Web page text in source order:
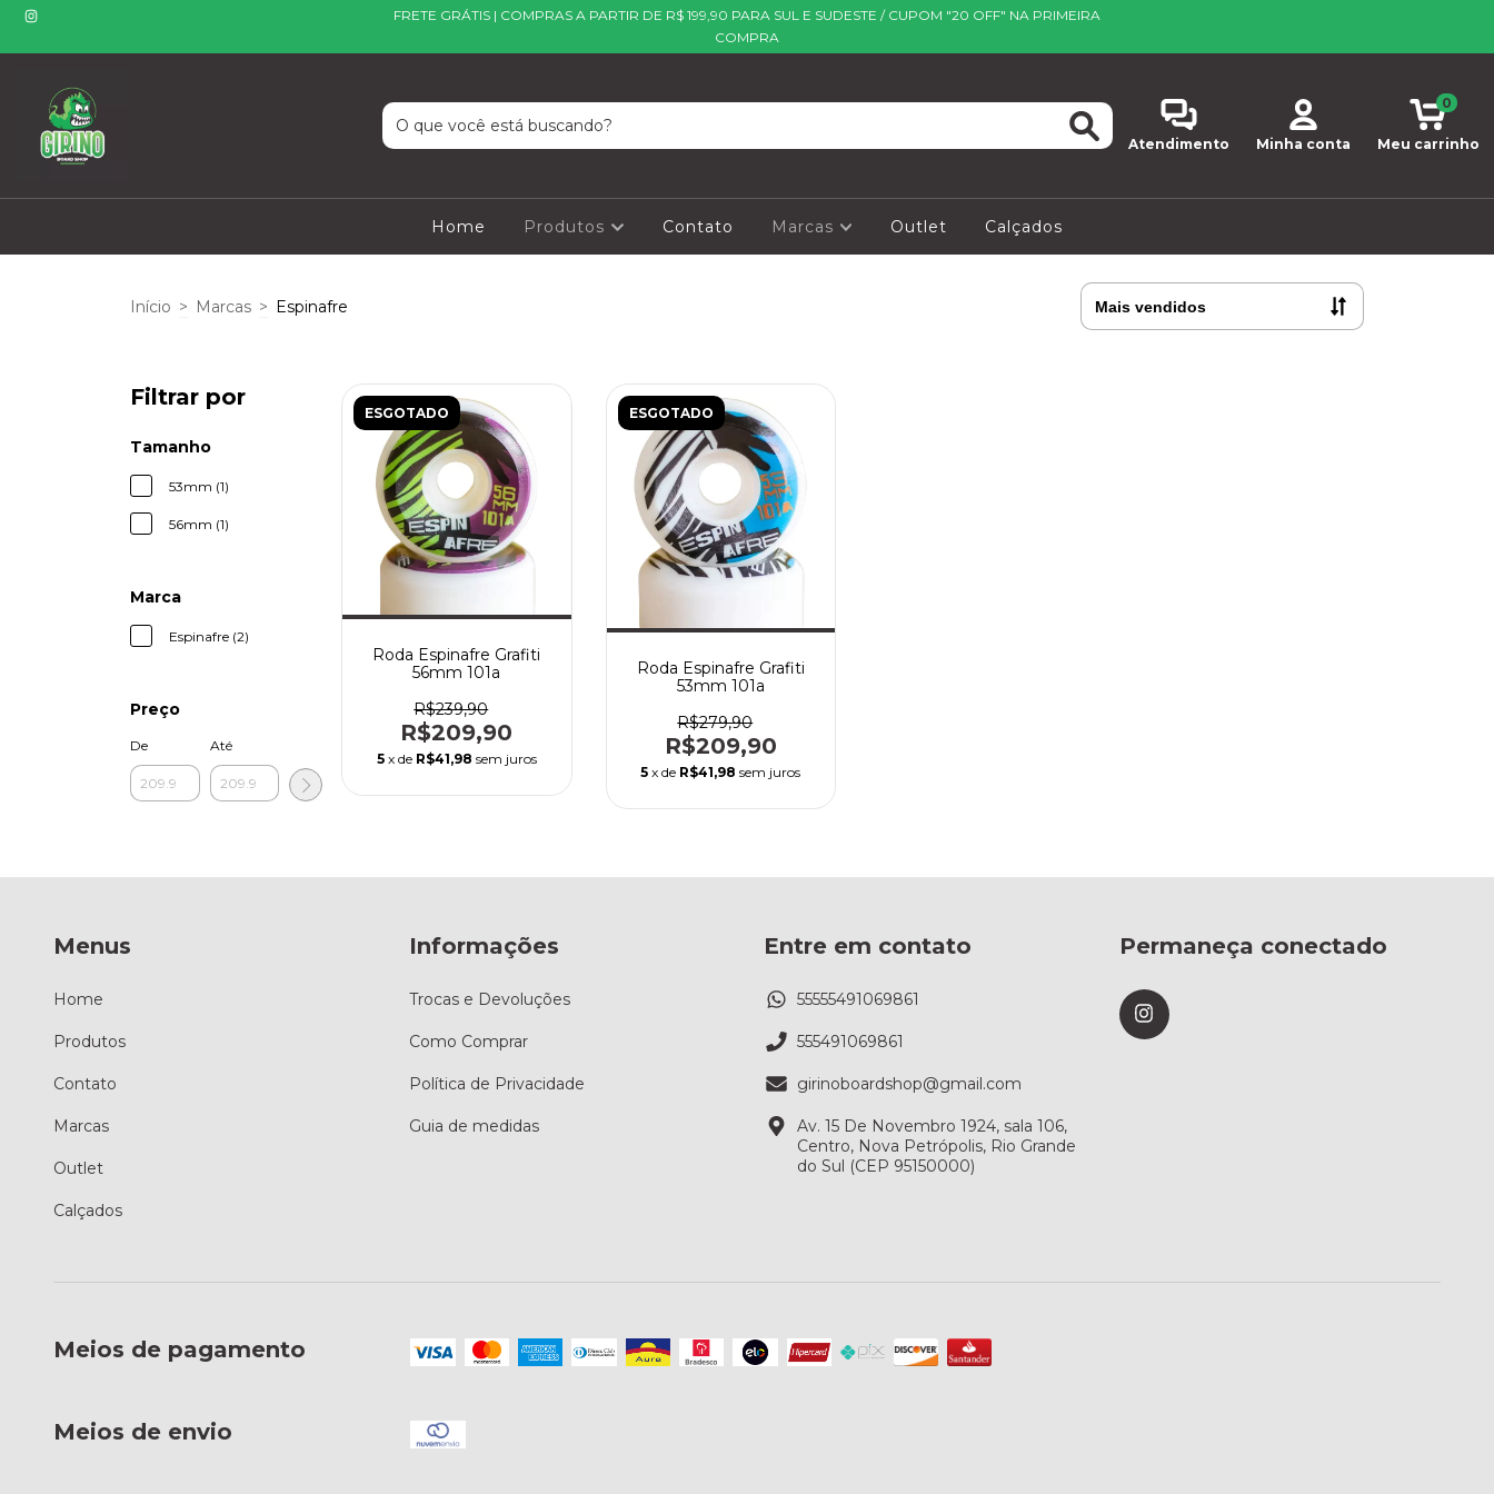
FRETE GRÁTIS | COMPRAS A PARTIR DE R$ 199,90 PARA SUL E SUDESTE / CUPOM "20 OFF" NA PRIMEIRA
COMPRA
Atendimento Minha conta Meu carrinho
0
Home Produtos Contato Marcas Outlet Calçados
Início > Marcas > Espinafre
Filtrar por
Tamanho
53mm (1)
56mm (1)
Marca
Espinafre (2)
Preço
De Até
ESGOTADO
Roda Espinafre Grafiti
56mm 101a
R$239,90
R$209,90
5 x de R$41,98 sem juros
ESGOTADO
Roda Espinafre Grafiti
53mm 101a
R$279,90
R$209,90
5 x de R$41,98 sem juros
Menus
Home
Produtos
Contato
Marcas
Outlet
Calçados
Informações
Trocas e Devoluções
Como Comprar
Política de Privacidade
Guia de medidas
Entre em contato
55555491069861
555491069861
girinoboardshop@gmail.com
Av. 15 De Novembro 1924, sala 106,
Centro, Nova Petrópolis, Rio Grande
do Sul (CEP 95150000)
Permaneça conectado
Meios de pagamento
Meios de envio